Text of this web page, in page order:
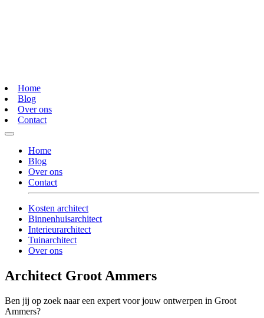
Home
Blog
Over ons
Contact
Home
Blog
Over ons
Contact
Kosten architect
Binnenhuisarchitect
Interieurarchitect
Tuinarchitect
Over ons
Architect Groot Ammers
Ben jij op zoek naar een expert voor jouw ontwerpen in Groot
Ammers?